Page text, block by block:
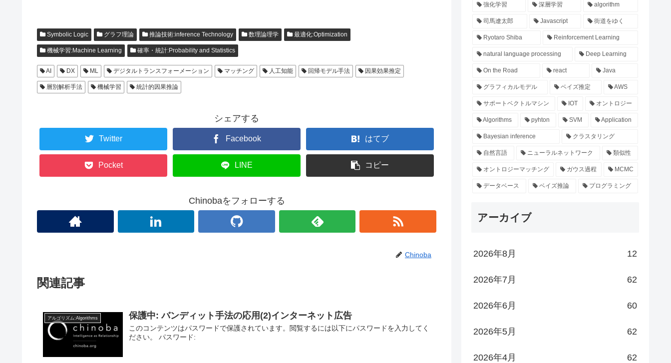
Symbolic Logic グラフ理論 推論技術:inference Technology 数理論理学 最適化:Optimization
機械学習:Machine Learning 確率・統計:Probability and Statistics
AI DX ML デジタルトランスフォーメーション マッチング 人工知能 回帰モデル手法 因果効果推定
層別解析手法 機械学習 統計的因果推論
シェアする
Twitter Facebook はてブ
Pocket LINE コピー
Chinobaをフォローする
Chinoba
関連記事
アルゴリズム:Algorithms 保護中: バンディット手法の応用(2)インターネット広告
このコンテンツはパスワードで保護されています。閲覧するには以下にパスワードを入力してく
ださい。 パスワード:
強化学習 深層学習 algorithm
司馬遼太郎 Javascript 街道をゆく
Ryotaro Shiba Reinforcement Learning
natural language processing Deep Learning
On the Road react Java
グラフィカルモデル ベイズ推定 AWS
サポートベクトルマシン IOT オントロジー
Algorithms pyhton SVM Application
Bayesian inference クラスタリング
自然言語 ニューラルネットワーク 類似性
オントロジーマッチング ガウス過程 MCMC
データベース ベイズ推論 プログラミング
アーカイブ
2026年8月 12
2026年7月 62
2026年6月 60
2026年5月 62
2026年4月 62